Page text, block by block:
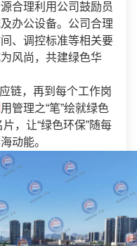
合理利用公司鼓励员
办公设备。公司合理
、调控标准等相关要
风尚，共建绿色华
链，再到每个工作岗
用管理之“笔”绘就绿色
片，让“绿色环保”随每
动能。